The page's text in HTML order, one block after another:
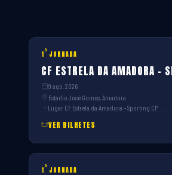
1ª JORNADA
CF ESTRELA DA AMADORA –
9 ago. 2026
Estádio José Gomes, Amadora
Lugar CF Estrela da Amadora – Sporting CP
VER BILHETES
1ª JORNADA